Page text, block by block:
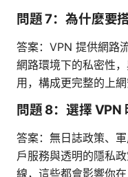
問題 7：為什麼要
答案：VPN 提供網路
網路環境下的私密性
用，構成更完整的上網
問題 8：選擇 VPN
答案：無日誌政策、
戶服務與透明的隱私
線，這些都會影響你